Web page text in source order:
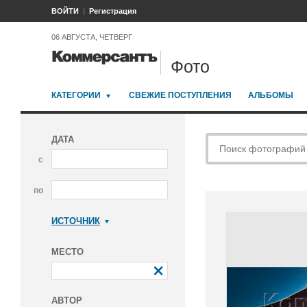
ВОЙТИ Регистрация
06 АВГУСТА, ЧЕТВЕРГ
Фото
КАТЕГОРИИ СВЕЖИЕ ПОСТУПЛЕНИЯ АЛЬБОМЫ
ДАТА
с
по
ИСТОЧНИК
МЕСТО
АВТОР